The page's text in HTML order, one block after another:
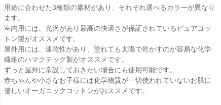
用途に合わせた3種類の素材があり、それぞれ選べるカラーが異なり
ます。
室内用には、光沢があり最高の快適さが保証されているピュアコッ
トン製がオススメです。
屋外用には、速乾性があり、塗れても太陽で乾かすのが容易な化学
繊維のハマクテック製がオススメです。
ずっと屋外に常設しておきたい場合にも使用可能です。
赤ちゃんや小さなお子様には化学物質が一切使われていないお肌に
優しいオーガニックコットンがおススメです。